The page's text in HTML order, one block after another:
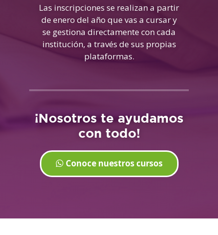
Las inscripciones se realizan a partir
de enero del año que vas a cursar y
se gestiona directamente con cada
institución, a través de sus propias
plataformas.
¡Nosotros te ayudamos
con todo!
Conoce nuestros cursos